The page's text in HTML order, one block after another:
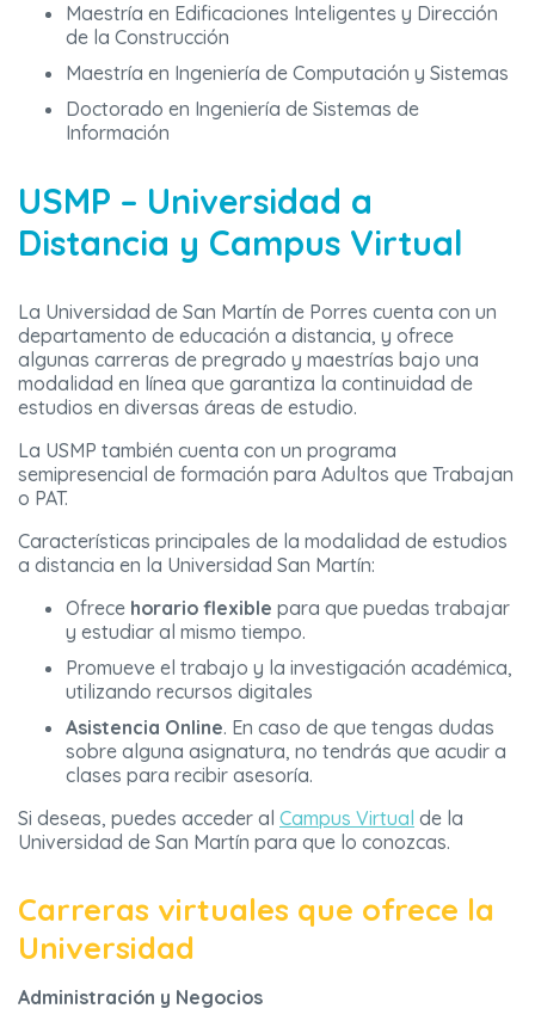
Maestría en Edificaciones Inteligentes y Dirección
de la Construcción
Maestría en Ingeniería de Computación y Sistemas
Doctorado en Ingeniería de Sistemas de
Información
USMP – Universidad a
Distancia y Campus Virtual
La Universidad de San Martín de Porres cuenta con un
departamento de educación a distancia, y ofrece
algunas carreras de pregrado y maestrías bajo una
modalidad en línea que garantiza la continuidad de
estudios en diversas áreas de estudio.
La USMP también cuenta con un programa
semipresencial de formación para Adultos que Trabajan
o PAT.
Características principales de la modalidad de estudios
a distancia en la Universidad San Martín:
Ofrece horario flexible para que puedas trabajar
y estudiar al mismo tiempo.
Promueve el trabajo y la investigación académica,
utilizando recursos digitales
Asistencia Online. En caso de que tengas dudas
sobre alguna asignatura, no tendrás que acudir a
clases para recibir asesoría.
Si deseas, puedes acceder al Campus Virtual de la
Universidad de San Martín para que lo conozcas.
Carreras virtuales que ofrece la
Universidad
Administración y Negocios